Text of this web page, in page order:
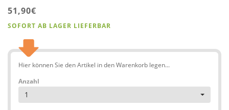
51,90€
SOFORT AB LAGER LIEFERBAR
Hier können Sie den Artikel in den Warenkorb legen...
Anzahl
1